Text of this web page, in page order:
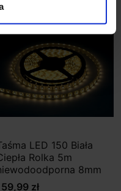
LED 150 Biała
Rolka 5m
8mm
59,99 zł